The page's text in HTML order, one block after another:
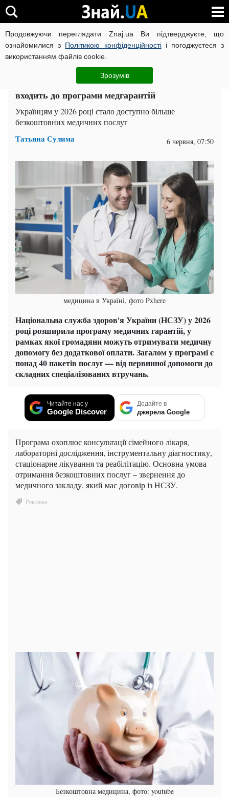
Продовжуючи переглядати Znaj.ua Ви підтверджуєте, що
ознайомилися з Політикою конфіденційностіі погоджуєтеся з
використанням файлів cookie.
Зрозумів
ВІЙНА РОСІЇ ПРОТИ УКРАЇНИ КОРОНАВІРУС В УКРАЇНІ
ЧИТАТЬ НА РУССКОМ
Безкоштовна медицина розширюється: що
входить до програми медгарантій
Українцям у 2026 році стало доступно більше
безкоштовних медичних послуг
Татьяна Сулима 6 червня, 07:50
медицина в Україні, фото Pxhere
Національна служба здоров'я України (НСЗУ) у 2026
році розширила програму медичних гарантій, у
рамках якої громадяни можуть отримувати медичну
допомогу без додаткової оплати. Загалом у програмі є
понад 40 пакетів послуг — від первинної допомоги до
складних спеціалізованих втручань.
Читайте нас у
Google Discover
Додайте в
джерела Google
Програма охоплює консультації сімейного лікаря,
лабораторні дослідження, інструментальну діагностику,
стаціонарне лікування та реабілітацію. Основна умова
отримання безкоштовних послуг – звернення до
медичного закладу, який має договір із НСЗУ.
Безкоштовна медицина, фото: youtube